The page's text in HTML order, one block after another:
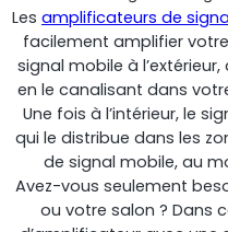
Moniteur de bruit
Les amplificateurs de
facilement amplifier
signal mobile à
en le canalisant dans
Une fois à l’intérieur, le
qui le distribue dans les
de signal mobile, au
Avez-vous seulement
ou votre salon ? Dans